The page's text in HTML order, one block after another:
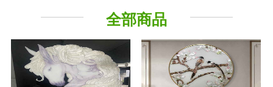
其它玻璃
全部商品